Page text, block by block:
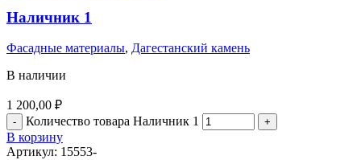
Наличник 1
Фасадные материалы, Дагестанский камень
В наличии
1 200,00 ₽
Количество товара Наличник 1
В корзину
Артикул: 15553-